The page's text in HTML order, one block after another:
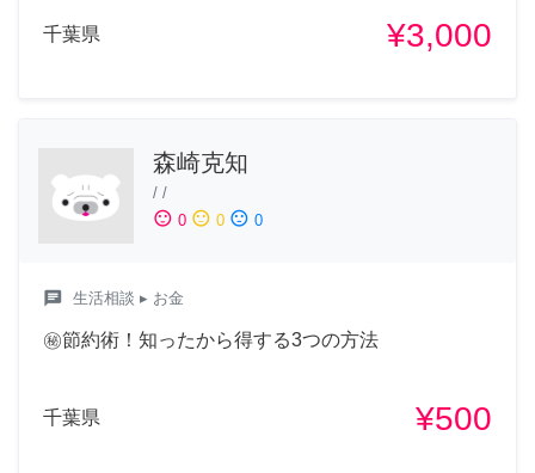
千葉県 ¥3,000
森崎克知
/ /
sentiment_satisfied 0 sentiment_neutral 0 sentiment_dissatisfied 0
chat 生活相談 ▸ お金
㊙︎節約術！知ったから得する3つの方法
千葉県 ¥500